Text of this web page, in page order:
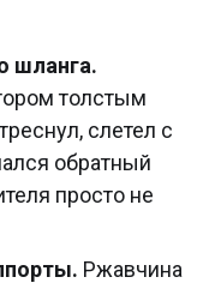
шланга.
толстым
слетел с
обратный
просто не
Ржавчина